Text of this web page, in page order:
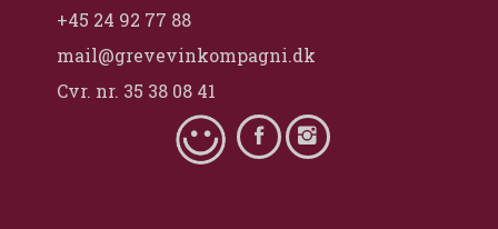
+45 24 92 77 88
mail@grevevinkompagni.dk
Cvr. nr. 35 38 08 41